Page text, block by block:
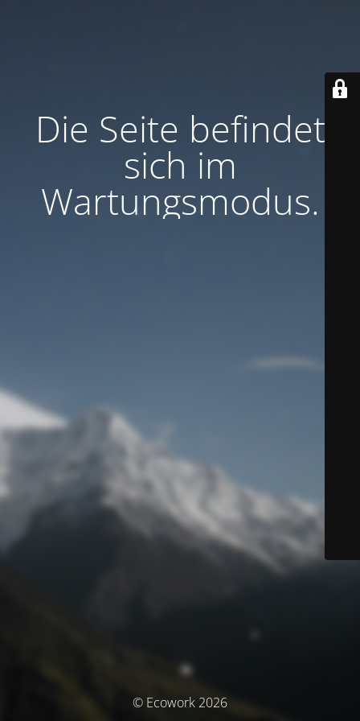
Die Seite befindet
sich im
Wartungsmodus.
© Ecowork 2026